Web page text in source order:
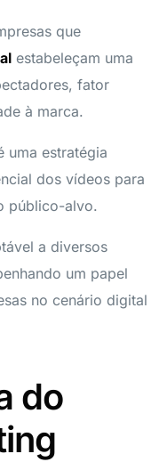
que
estabeleçam uma
fator
à marca.
uma estratégia
dos vídeos para
público-alvo.
a diversos
um papel
no cenário digital
do